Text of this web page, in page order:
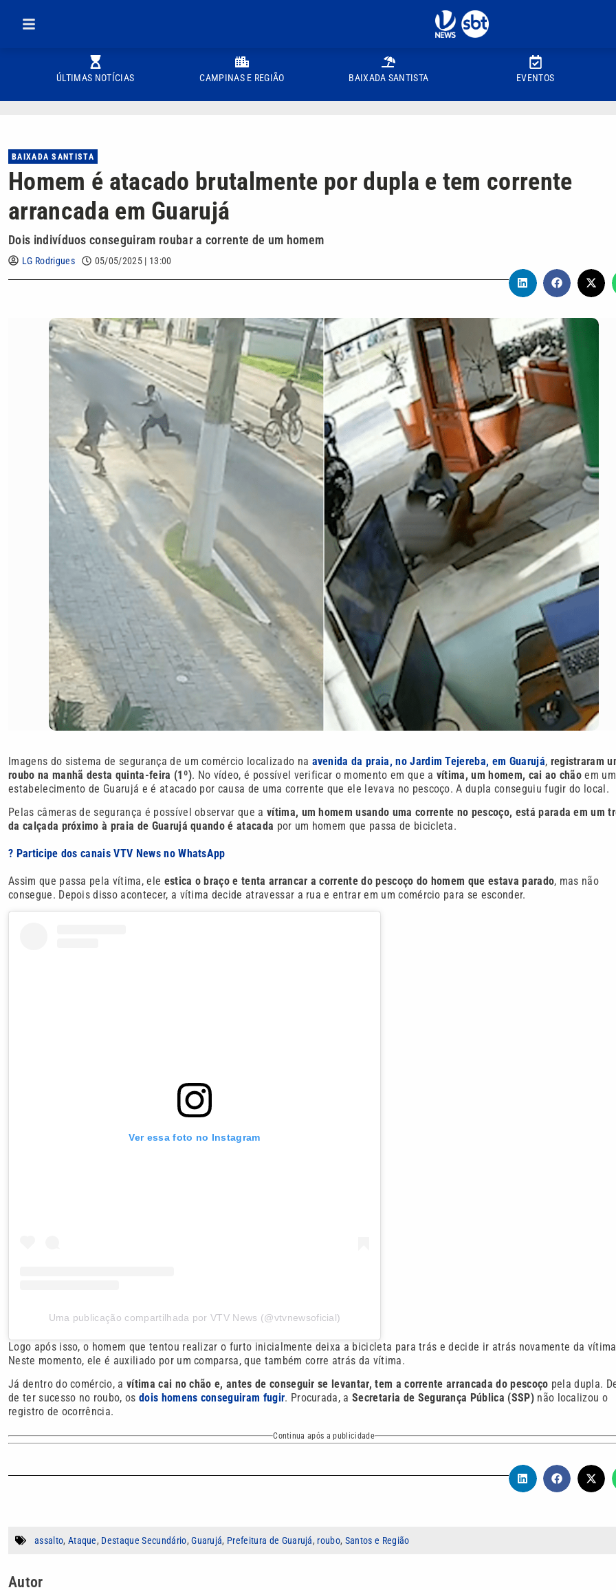
ÚLTIMAS NOTÍCIAS CAMPINAS E REGIÃO BAIXADA SANTISTA EVENTOS
BAIXADA SANTISTA
Homem é atacado brutalmente por dupla e tem corrente
arrancada em Guarujá
Dois indivíduos conseguiram roubar a corrente de um homem
LG Rodrigues 05/05/2025 | 13:00
Imagens do sistema de segurança de um comércio localizado na avenida da praia, no Jardim Tejereba, em Guarujá, registraram
roubo na manhã desta quinta-feira (1º). No vídeo, é possível verificar o momento em que a vítima, um homem, cai ao chão em um
estabelecimento de Guarujá e é atacado por causa de uma corrente que ele levava no pescoço. A dupla conseguiu fugir do local.
Pelas câmeras de segurança é possível observar que a vítima, um homem usando uma corrente no pescoço, está parada em um
da calçada próximo à praia de Guarujá quando é atacada por um homem que passa de bicicleta.
? Participe dos canais VTV News no WhatsApp
Assim que passa pela vítima, ele estica o braço e tenta arrancar a corrente do pescoço do homem que estava parado, mas não
consegue. Depois disso acontecer, a vítima decide atravessar a rua e entrar em um comércio para se esconder.
Ver essa foto no Instagram
Uma publicação compartilhada por VTV News (@vtvnewsoficial)
Logo após isso, o homem que tentou realizar o furto inicialmente deixa a bicicleta para trás e decide ir atrás novamente da
Neste momento, ele é auxiliado por um comparsa, que também corre atrás da vítima.
Já dentro do comércio, a vítima cai no chão e, antes de conseguir se levantar, tem a corrente arrancada do pescoço pela dupla.
de ter sucesso no roubo, os dois homens conseguiram fugir. Procurada, aSecretaria de Segurança Pública (SSP) não localizou o
registro de ocorrência.
Continua após a publicidade
assalto, Ataque, Destaque Secundário,Guarujá, Prefeitura de Guarujá, roubo, Santos e Região
Autor